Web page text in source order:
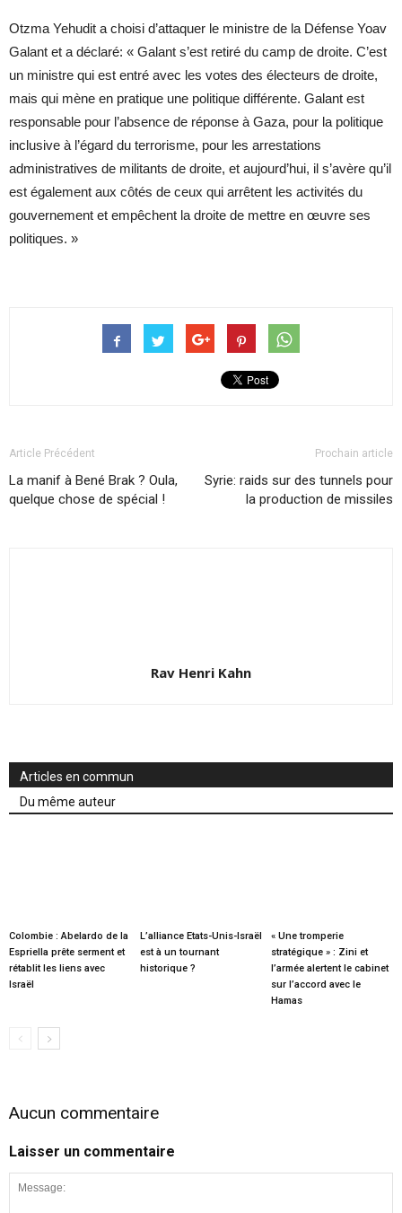
Otzma Yehudit a choisi d’attaquer le ministre de la Défense Yoav
Galant et a déclaré: « Galant s’est retiré du camp de droite. C’est
un ministre qui est entré avec les votes des électeurs de droite,
mais qui mène en pratique une politique différente. Galant est
responsable pour l’absence de réponse à Gaza, pour la politique
inclusive à l’égard du terrorisme, pour les arrestations
administratives de militants de droite, et aujourd’hui, il s’avère qu’il
est également aux côtés de ceux qui arrêtent les activités du
gouvernement et empêchent la droite de mettre en œuvre ses
politiques. »
Article Précédent
La manif à Bené Brak ? Oula,
quelque chose de spécial !
Prochain article
Syrie: raids sur des tunnels pour
la production de missiles
Rav Henri Kahn
Articles en commun
Du même auteur
Colombie : Abelardo de la
Espriella prête serment et
rétablit les liens avec
Israël
L’alliance Etats-Unis-Israël
est à un tournant
historique ?
« Une tromperie
stratégique » : Zini et
l’armée alertent le cabinet
sur l’accord avec le
Hamas
Aucun commentaire
Laisser un commentaire